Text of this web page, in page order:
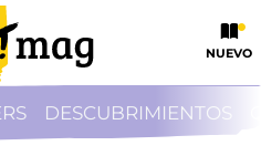
NUEVO
DESCUBRIMIENTOS